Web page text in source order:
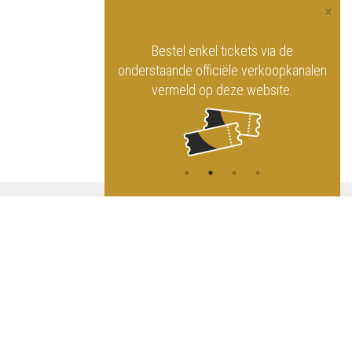
×
Bestel enkel tickets via de
onderstaande officiële verkoopkanalen
vermeld op deze website.